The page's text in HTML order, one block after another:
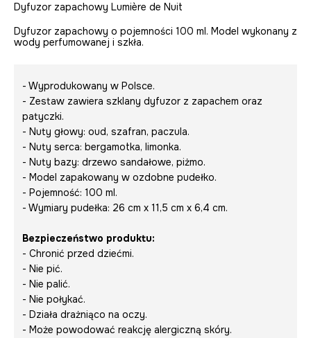
Dyfuzor zapachowy Lumière de Nuit
Dyfuzor zapachowy o pojemności 100 ml. Model wykonany z
wody perfumowanej i szkła.
- Wyprodukowany w Polsce.
- Zestaw zawiera szklany dyfuzor z zapachem oraz
patyczki.
- Nuty głowy: oud, szafran, paczula.
- Nuty serca: bergamotka, limonka.
- Nuty bazy: drzewo sandałowe, piżmo.
- Model zapakowany w ozdobne pudełko.
- Pojemność: 100 ml.
- Wymiary pudełka: 26 cm x 11,5 cm x 6,4 cm.
Bezpieczeństwo produktu:
- Chronić przed dziećmi.
- Nie pić.
- Nie palić.
- Nie połykać.
- Działa drażniąco na oczy.
- Może powodować reakcję alergiczną skóry.